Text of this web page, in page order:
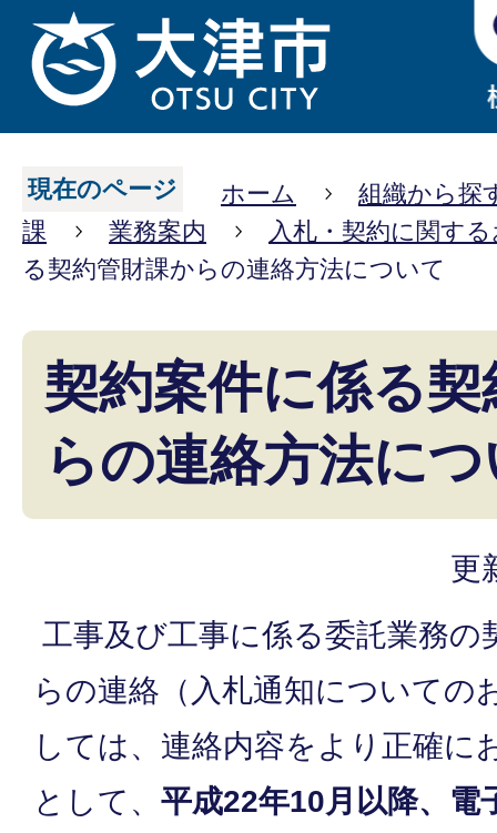
現在のページ ホーム
組織から探
課
業務案内
入札・契約に関す
る契約管財課からの連絡方法について
契約案件に係る
らの連絡方法に
更
工事及び工事に係る委託業務の
らの連絡（入札通知についての
しては、連絡内容をより正確に
として、 平成22年10月以降、電